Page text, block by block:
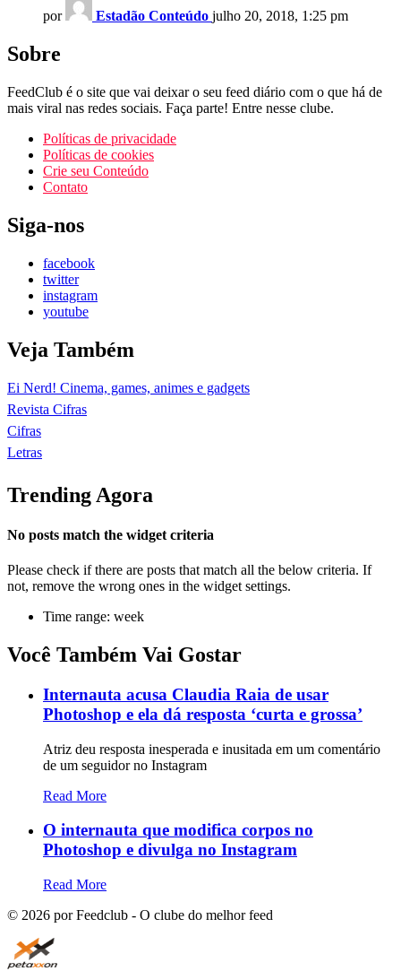
por Estadão Conteúdo julho 20, 2018, 1:25 pm
Sobre
FeedClub é o site que vai deixar o seu feed diário com o que há de
mais viral nas redes sociais. Faça parte! Entre nesse clube.
Políticas de privacidade
Políticas de cookies
Crie seu Conteúdo
Contato
Siga-nos
facebook
twitter
instagram
youtube
Veja Também
Ei Nerd! Cinema, games, animes e gadgets
Revista Cifras
Cifras
Letras
Trending Agora
No posts match the widget criteria
Please check if there are posts that match all the below criteria. If
not, remove the wrong ones in the widget settings.
Time range: week
Você Também Vai Gostar
Internauta acusa Claudia Raia de usar
Photoshop e ela dá resposta ‘curta e grossa’
Atriz deu resposta inesperada e inusitada em um comentário
de um seguidor no Instagram
Read More
O internauta que modifica corpos no
Photoshop e divulga no Instagram
Read More
© 2026 por Feedclub - O clube do melhor feed